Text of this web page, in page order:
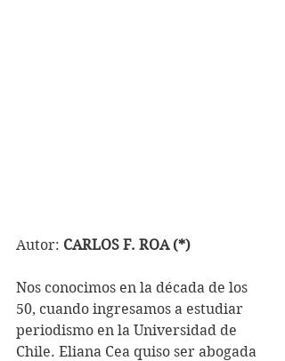
Autor: CARLOS F. ROA (*)
Nos conocimos en la década de los
50, cuando ingresamos a estudiar
periodismo en la Universidad de
Chile. Eliana Cea quiso ser abogada